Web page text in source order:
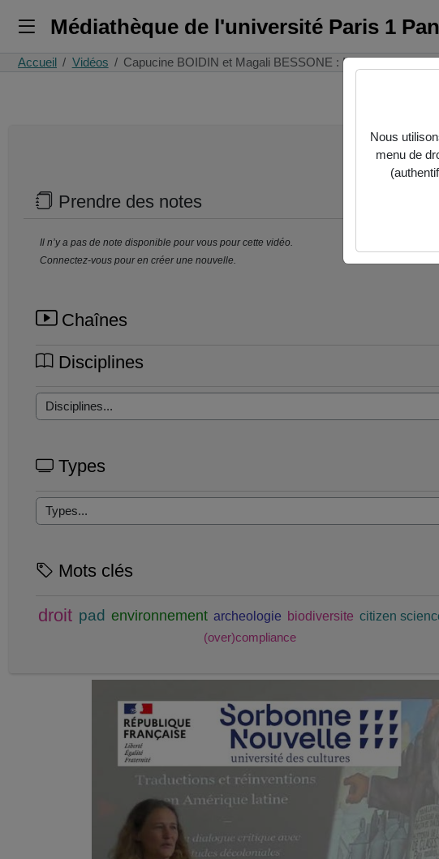
Médiathèque de l'université Paris 1
Accueil Vidéos Capucine BOIDIN et Magali BESSONE : Introduc…
Prendre des notes
Il n’y a pas de note disponible pour vous pour cette vidéo.
Connectez-vous pour en créer une nouvelle.
Chaînes
Disciplines
Types
Mots clés
droit pad environnement archeologie biodiversite citizen
(over)compliance
Nous
menu de